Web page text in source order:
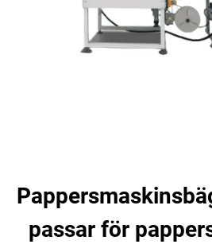
passar för